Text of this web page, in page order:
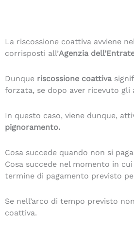
La riscossione coattiva avviene
corrisposti all’Agenzia
Dunque riscossione coattiva
forzata, se dopo aver ricevuto gli
In questo caso, viene dunque,
pignoramento.
Cosa succede quando non si
Cosa succede nel momento in
termine di pagamento previsto
Se nell’arco di tempo previsto
coattiva.